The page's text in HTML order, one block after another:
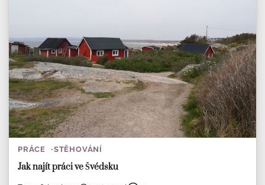
PRÁCE STĚHOVÁNÍ
Jak najít práci ve Švédsku